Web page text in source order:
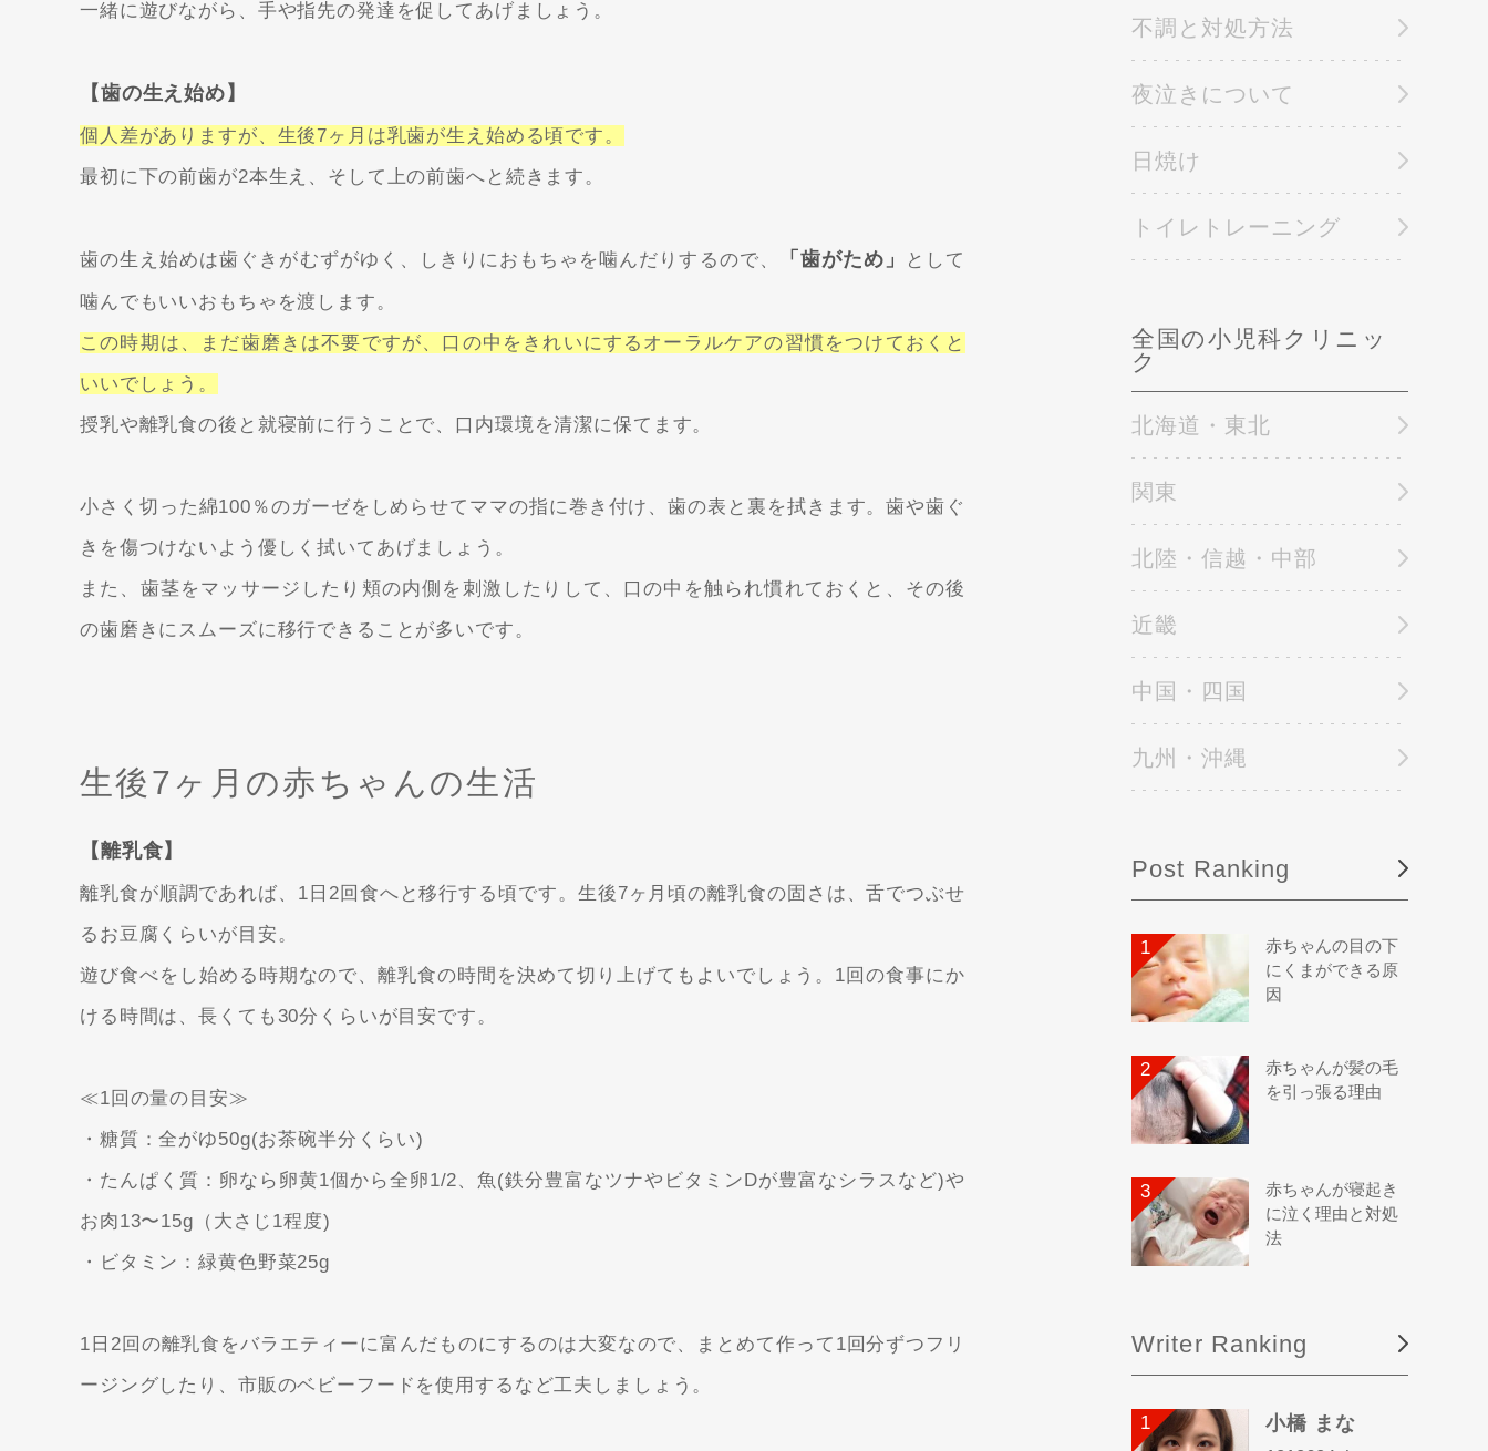
一緒に遊びながら、手や指先の発達を促してあげましょう。
【歯の生え始め】
個人差がありますが、生後7ヶ月は乳歯が生え始める頃です。
最初に下の前歯が2本生え、そして上の前歯へと続きます。
歯の生え始めは歯ぐきがむずがゆく、しきりにおもちゃを噛んだりするので、 「歯がため」
として
噛んでもいいおもちゃを渡します。
この時期は、まだ歯磨きは不要ですが、口の中をきれいにするオーラルケアの習慣をつけておくと
いいでしょう。
授乳や離乳食の後と就寝前に行うことで、口内環境を清潔に保てます。
小さく切った綿100％のガーゼをしめらせてママの指に巻き付け、歯の表と裏を拭きます。歯や歯ぐ
きを傷つけないよう優しく拭いてあげましょう。
また、歯茎をマッサージしたり頬の内側を刺激したりして、口の中を触られ慣れておくと、その後
の歯磨きにスムーズに移行できることが多いです。
生後7ヶ月の赤ちゃんの生活
【離乳食】
離乳食が順調であれば、1日2回食へと移行する頃です。生後7ヶ月頃の離乳食の固さは、舌でつぶせ
るお豆腐くらいが目安。
遊び食べをし始める時期なので、離乳食の時間を決めて切り上げてもよいでしょう。1回の食事にか
ける時間は、長くても30分くらいが目安です。
≪1回の量の目安≫
・糖質：全がゆ50g(お茶碗半分くらい)
・たんぱく質：卵なら卵黄1個から全卵1/2、魚(鉄分豊富なツナやビタミンDが豊富なシラスなど)や
お肉13〜15g（大さじ1程度)
・ビタミン：緑黄色野菜25g
1日2回の離乳食をバラエティーに富んだものにするのは大変なので、まとめて作って1回分ずつフリ
ージングしたり、市販のベビーフードを使用するなど工夫しましょう。
不調と対処方法
夜泣きについて
日焼け
トイレトレーニング
全国の小児科クリニッ
ク
北海道・東北
関東
北陸・信越・中部
近畿
中国・四国
九州・沖縄
Post Ranking
赤ちゃんの目の下
にくまができる原
因
赤ちゃんが髪の毛
を引っ張る理由
赤ちゃんが寝起き
に泣く理由と対処
法
Writer Ranking
小橋 まな